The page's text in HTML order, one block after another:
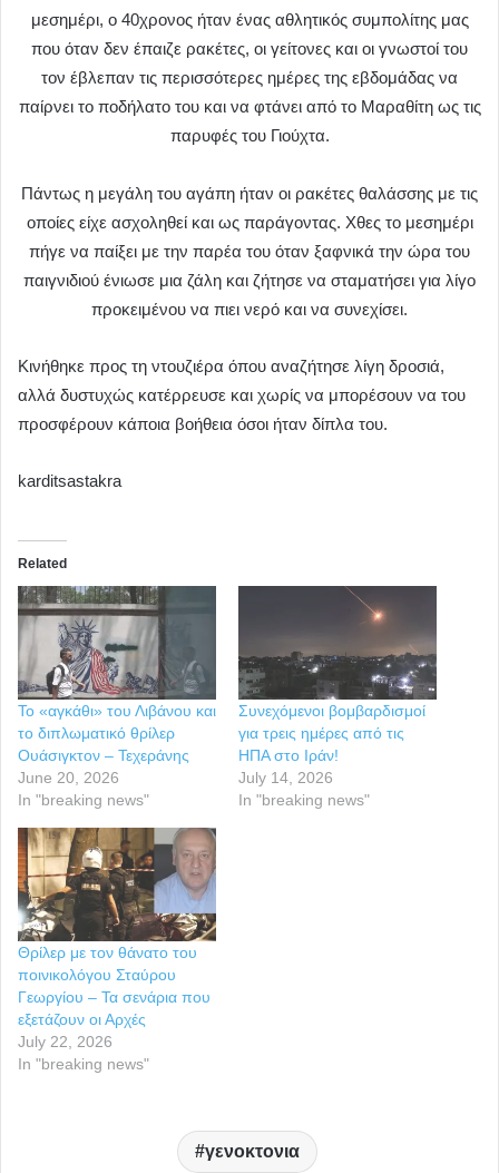
μεσημέρι, ο 40χρονος ήταν ένας αθλητικός συμπολίτης μας
που όταν δεν έπαιζε ρακέτες, οι γείτονες και οι γνωστοί του
τον έβλεπαν τις περισσότερες ημέρες της εβδομάδας να
παίρνει το ποδήλατο του και να φτάνει από το Μαραθίτη ως τις
παρυφές του Γιούχτα.
Πάντως η μεγάλη του αγάπη ήταν οι ρακέτες θαλάσσης με τις
οποίες είχε ασχοληθεί και ως παράγοντας. Χθες το μεσημέρι
πήγε να παίξει με την παρέα του όταν ξαφνικά την ώρα του
παιγνιδιού ένιωσε μια ζάλη και ζήτησε να σταματήσει για λίγο
προκειμένου να πιει νερό και να συνεχίσει.
Κινήθηκε προς τη ντουζιέρα όπου αναζήτησε λίγη δροσιά,
αλλά δυστυχώς κατέρρευσε και χωρίς να μπορέσουν να του
προσφέρουν κάποια βοήθεια όσοι ήταν δίπλα του.
karditsastakra
Related
Το «αγκάθι» του Λιβάνου και
το διπλωματικό θρίλερ
Ουάσιγκτον – Τεχεράνης
June 20, 2026
In "breaking news"
Συνεχόμενοι βομβαρδισμοί
για τρεις ημέρες από τις
ΗΠΑ στο Ιράν!
July 14, 2026
In "breaking news"
Θρίλερ με τον θάνατο του
ποινικολόγου Σταύρου
Γεωργίου – Τα σενάρια που
εξετάζουν οι Αρχές
July 22, 2026
In "breaking news"
γενοκτονια